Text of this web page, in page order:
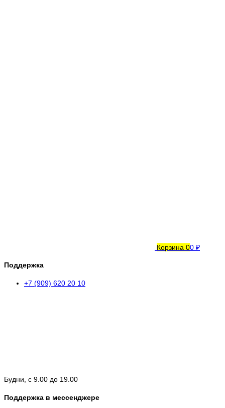
Корзина 00 ₽
Поддержка
+7 (909) 620 20 10
Будни, с 9.00 до 19.00
Поддержка в мессенджере